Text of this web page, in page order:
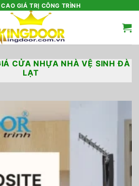
GIÁ TRỊ CÔNG TRÌNH
CỬA NHỰA NHÀ VỆ SINH ĐÀ
LẠT